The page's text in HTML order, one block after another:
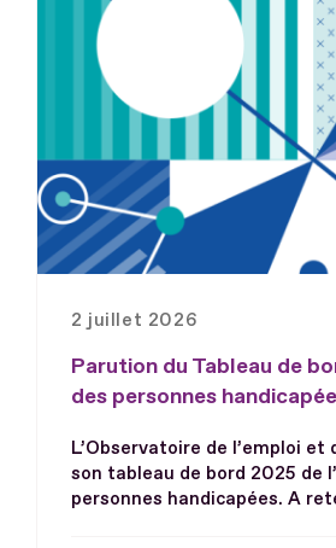
2 juillet 2026
Parution du Tableau de
des personnes
L’Observatoire de l’emploi et
son tableau de bord 2025 de
personnes handicapées. A